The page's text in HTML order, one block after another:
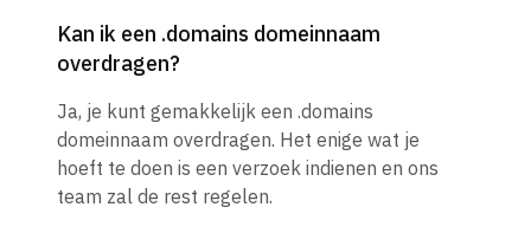
Kan ik een .domains domeinnaam
overdragen?
Ja, je kunt gemakkelijk een .domains
domeinnaam overdragen. Het enige wat je
hoeft te doen is een verzoek indienen en ons
team zal de rest regelen.